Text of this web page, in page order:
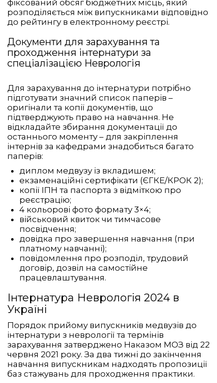
фіксований обсяг бюджетних місць, який
розподіляється між випускниками відповідно
до рейтингу в електронному реєстрі.
Документи для зарахування та
проходження інтернатури за
спеціалізацією Неврологія
Для зарахування до інтернатури потрібно
підготувати значний список паперів –
оригінали та копії документів, що
підтверджують право на навчання. Не
відкладайте збирання документації до
останнього моменту – для закріплення
інтернів за кафедрами знадобиться багато
паперів:
диплом медвузу із вкладишем;
екзаменаційні сертифікати (ЄГКЕ/КРОК 2);
копії ІПН та паспорта з відміткою про
реєстрацію;
4 кольорові фото формату 3×4;
військовий квиток чи тимчасове
посвідчення;
довідка про завершення навчання (при
платному навчанні);
повідомлення про розподіл, трудовий
договір, дозвіл на самостійне
працевлаштування.
Інтернатура Неврологія 2024 в
Україні
Порядок прийому випускників медвузів до
інтернатури з неврології та термінів
зарахування затверджено Наказом МОЗ від 22
червня 2021 року. За два тижні до закінчення
навчання випускникам надходять пропозиції
баз стажувань для проходження практики.